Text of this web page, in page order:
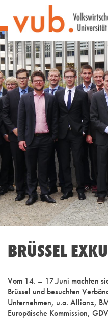
BRÜSSEL
Vom 14. – 17.Juni machten
Brüssel und besuchten
Unternehmen, u.a. Allianz,
Europäische Kommission,